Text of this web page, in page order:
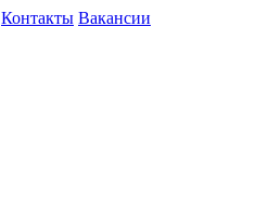
Контакты Вакансии